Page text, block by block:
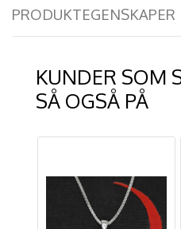
PRODUKTEGENSKAPER
KUNDER SOM
SÅ OGSÅ PÅ